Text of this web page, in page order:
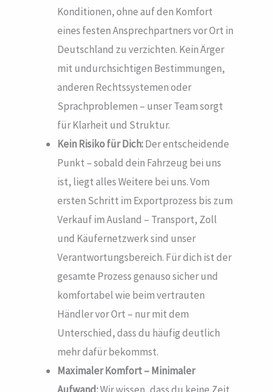
Konditionen, ohne auf den Komfort
eines festen Ansprechpartners vor Ort in
Deutschland zu verzichten. Kein Ärger
mit undurchsichtigen Bestimmungen,
anderen Rechtssystemen oder
Sprachproblemen – unser Team sorgt
für Klarheit und Struktur.
Kein Risiko für Dich:Der entscheidende
Punkt – sobald dein Fahrzeug bei uns
ist, liegt alles Weitere bei uns. Vom
ersten Schritt im Exportprozess bis zum
Verkauf im Ausland – Transport, Zoll
und Käufernetzwerk sind unser
Verantwortungsbereich. Für dich ist der
gesamte Prozess genauso sicher und
komfortabel wie beim vertrauten
Händler vor Ort – nur mit dem
Unterschied, dass du häufig deutlich
mehr dafür bekommst.
Maximaler Komfort – Minimaler
Aufwand:Wir wissen, dass du keine Zeit